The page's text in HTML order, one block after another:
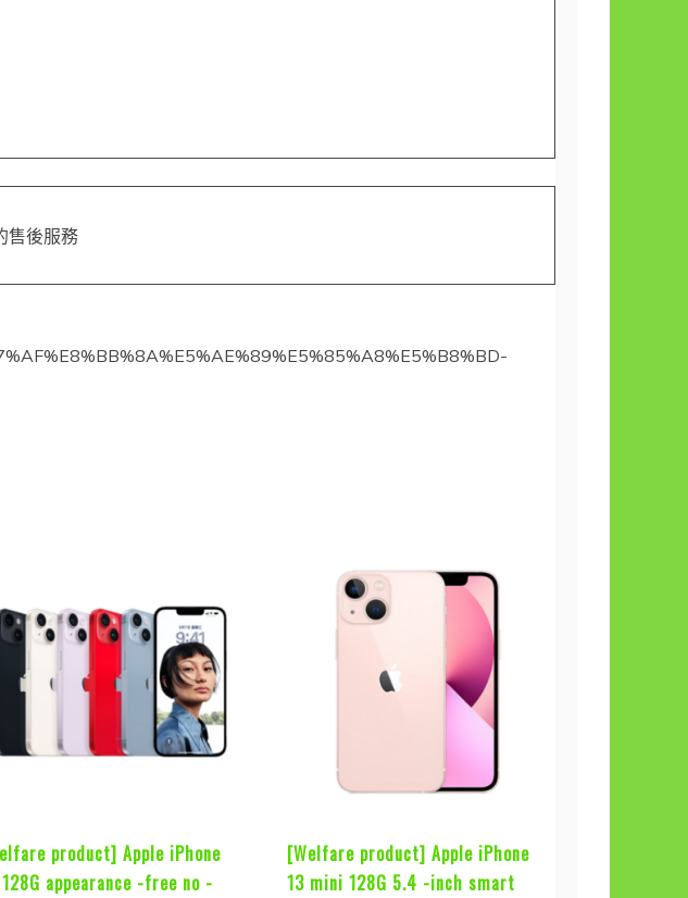
售後服務
product] Apple iPhone
appearance -free no -
[Welfare product] Apple iPhone
13 mini 128G 5.4 -inch smart